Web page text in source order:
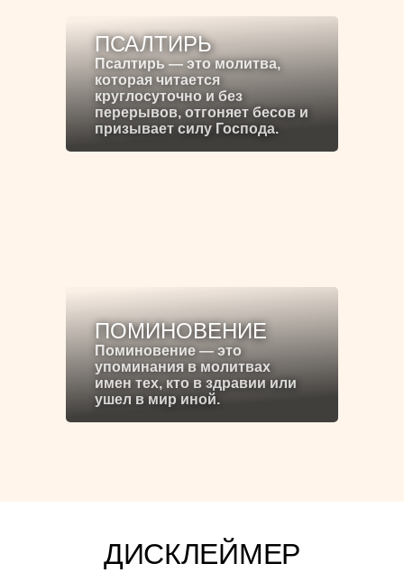
ПСАЛТИРЬ
Псалтирь — это молитва,
которая читается
круглосуточно и без
перерывов, отгоняет бесов и
призывает силу Господа.
ПОМИНОВЕНИЕ
Поминовение — это
упоминания в молитвах
имен тех, кто в здравии или
ушел в мир иной.
ДИСКЛЕЙМЕР